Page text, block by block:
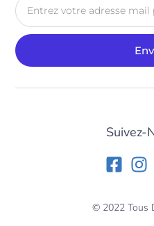
Suivez-
© 2022 Tous